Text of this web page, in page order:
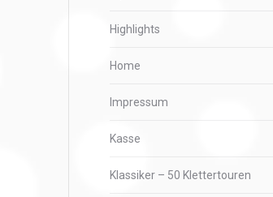
Highlights
Home
Impressum
Kasse
Klassiker – 50 Klettertouren